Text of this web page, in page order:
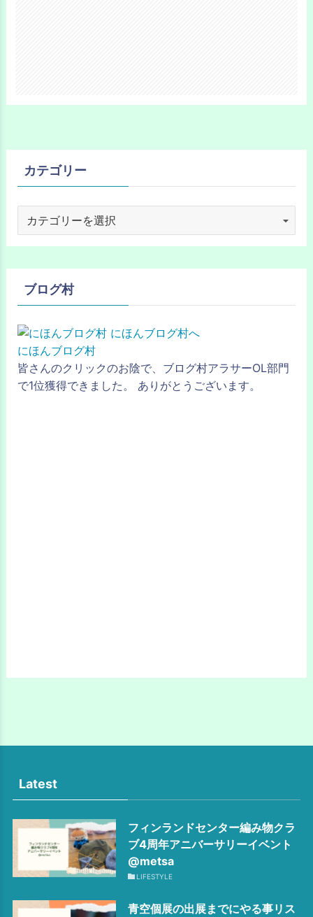
カテゴリー
ブログ村
にほんブログ村
皆さんのクリックのお陰で、ブログ村アラサーOL部門
で1位獲得できました。 ありがとうございます。
Latest
フィンランドセンター編み物クラ
ブ4周年アニバーサリーイベント
@metsa
LIFESTYLE
青空個展の出展までにやる事リス